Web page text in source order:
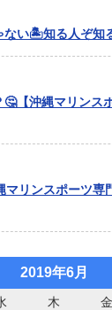
ない🏝️知る人ぞ知
🤔【沖縄マリンス
マリンスポーツ
2019年6月
木 金